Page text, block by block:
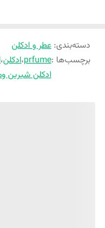
ادکلن را به انتخابی عالی
دسته‌بندی: عطر و ادکلن
برچسب‌ها :prfume،ادکلن،
ادکلن شیرین